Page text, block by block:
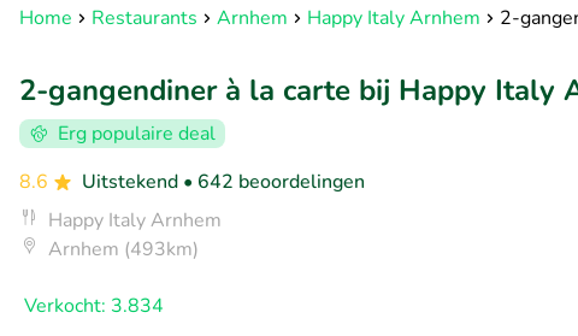
Home Restaurants Arnhem Happy Italy Arnhem 2-
2-gangendiner à la carte bij Happy Italy
Erg populaire deal
8.6
Uitstekend • 642 beoordelingen
Happy Italy Arnhem
Arnhem (493km)
Verkocht: 3.834